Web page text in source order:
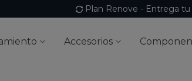
Plan Renove - Entrega
Accesorios